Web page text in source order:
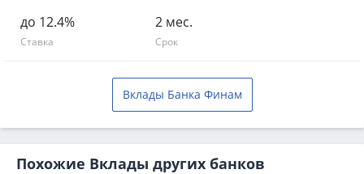
до 12.4%
Ставка
2 мес.
Срок
Вклады Банка Финам
Похожие Вклады других банков